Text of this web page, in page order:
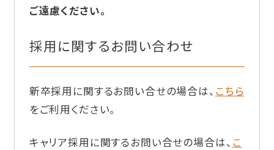
ご遠慮ください。
採用に関するお問い合わせ
新卒採用に関するお問い合せの場合は、 こちら
をご利用ください。
キャリア採用に関するお問い合せの場合は、 こ